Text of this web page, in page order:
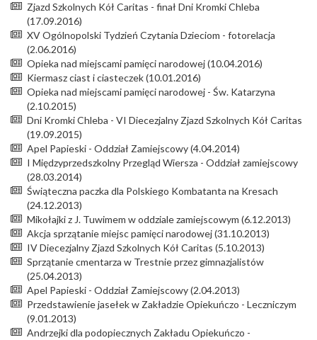
Zjazd Szkolnych Kół Caritas - finał Dni Kromki Chleba
(17.09.2016)
XV Ogólnopolski Tydzień Czytania Dzieciom - fotorelacja
(2.06.2016)
Opieka nad miejscami pamięci narodowej (10.04.2016)
Kiermasz ciast i ciasteczek (10.01.2016)
Opieka nad miejscami pamięci narodowej - Św. Katarzyna
(2.10.2015)
Dni Kromki Chleba - VI Diecezjalny Zjazd Szkolnych Kół Caritas
(19.09.2015)
Apel Papieski - Oddział Zamiejscowy (4.04.2014)
I Międzyprzedszkolny Przegląd Wiersza - Oddział zamiejscowy
(28.03.2014)
Świąteczna paczka dla Polskiego Kombatanta na Kresach
(24.12.2013)
Mikołajki z J. Tuwimem w oddziale zamiejscowym (6.12.2013)
Akcja sprzątanie miejsc pamięci narodowej (31.10.2013)
IV Diecezjalny Zjazd Szkolnych Kół Caritas (5.10.2013)
Sprzątanie cmentarza w Trestnie przez gimnazjalistów
(25.04.2013)
Apel Papieski - Oddział Zamiejscowy (2.04.2013)
Przedstawienie jasełek w Zakładzie Opiekuńczo - Leczniczym
(9.01.2013)
Andrzejki dla podopiecznych Zakładu Opiekuńczo -